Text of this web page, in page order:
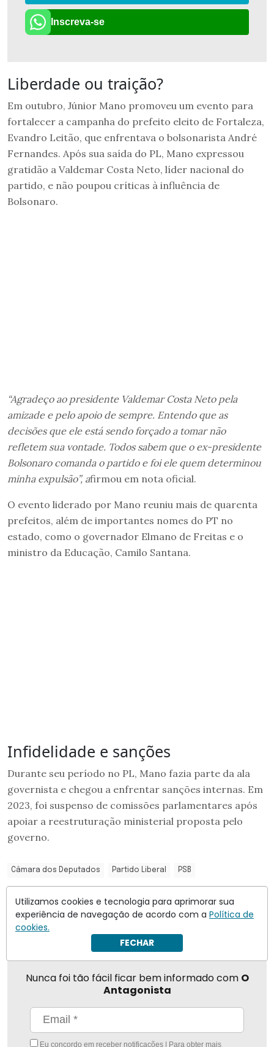
Inscreva-se
Liberdade ou traição?
Em outubro, Júnior Mano promoveu um evento para
fortalecer a campanha do prefeito eleito de Fortaleza,
Evandro Leitão, que enfrentava o bolsonarista André
Fernandes. Após sua saída do PL, Mano expressou
gratidão a Valdemar Costa Neto, líder nacional do
partido, e não poupou críticas à influência de
Bolsonaro.
“Agradeço ao presidente Valdemar Costa Neto pela
amizade e pelo apoio de sempre. Entendo que as
decisões que ele está sendo forçado a tomar não
refletem sua vontade. Todos sabem que o ex-presidente
Bolsonaro comanda o partido e foi ele quem determinou
minha expulsão”, afirmou em nota oficial.
O evento liderado por Mano reuniu mais de quarenta
prefeitos, além de importantes nomes do PT no
estado, como o governador Elmano de Freitas e o
ministro da Educação, Camilo Santana.
Infidelidade e sanções
Durante seu período no PL, Mano fazia parte da ala
governista e chegou a enfrentar sanções internas. Em
2023, foi suspenso de comissões parlamentares após
apoiar a reestruturação ministerial proposta pelo
governo.
Câmara dos Deputados Partido Liberal PSB
Compartilhar
Nunca foi tão fácil ficar bem informado com O
Antagonista
Eu concordo em receber notificações | Para obter mais
Utilizamos cookies e tecnologia para aprimorar sua
experiência de navegação de acordo com a Política de
cookies.
FECHAR